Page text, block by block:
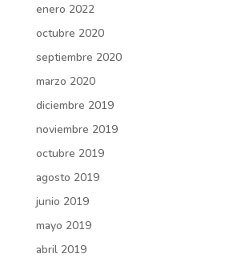
enero 2022
octubre 2020
septiembre 2020
marzo 2020
diciembre 2019
noviembre 2019
octubre 2019
agosto 2019
junio 2019
mayo 2019
abril 2019